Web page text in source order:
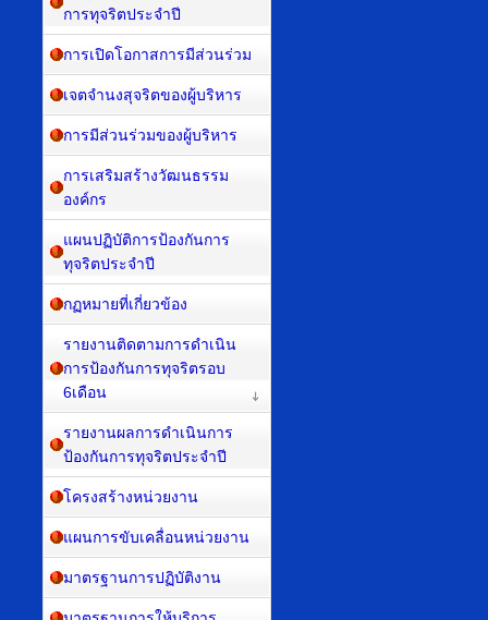
การทุจริตประจำปี
การเปิดโอกาสการมีส่วนร่วม
เจตจำนงสุจริตของผู้บริหาร
การมีส่วนร่วมของผู้บริหาร
การเสริมสร้างวัฒนธรรม
องค์กร
แผนปฏิบัติการป้องกันการ
ทุจริตประจำปี
กฏหมายที่เกี่ยวข้อง
รายงานติดตามการดำเนิน
การป้องกันการทุจริตรอบ
6เดือน
รายงานผลการดำเนินการ
ป้องกันการทุจริตประจำปี
โครงสร้างหน่วยงาน
แผนการขับเคลื่อนหน่วยงาน
มาตรฐานการปฏิบัติงาน